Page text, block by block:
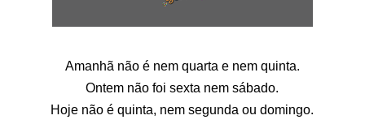
Amanhã não é nem quarta e nem quinta.
Ontem não foi sexta nem sábado.
Hoje não é quinta, nem segunda ou domingo.